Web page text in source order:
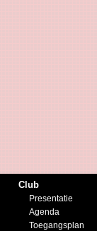
23/11/2019
Club
Presentatie
Agenda
Toegangsplan